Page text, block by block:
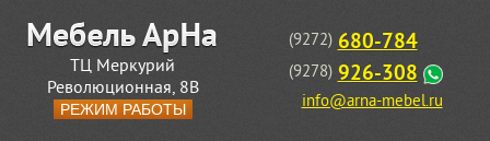
ТЦ Меркурий
Революционная, 8В
РЕЖИМ РАБОТЫ
(9272) 680-784
(9278) 926-308
info@arna-mebel.ru